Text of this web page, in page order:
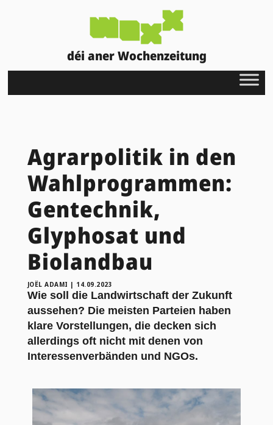
déi aner Wochenzeitung
Agrarpolitik in den
Wahlprogrammen:
Gentechnik,
Glyphosat und
Biolandbau
JOËL ADAMI | 14.09.2023
Wie soll die Landwirtschaft der Zukunft
aussehen? Die meisten Parteien haben
klare Vorstellungen, die decken sich
allerdings oft nicht mit denen von
Interessenverbänden und NGOs.